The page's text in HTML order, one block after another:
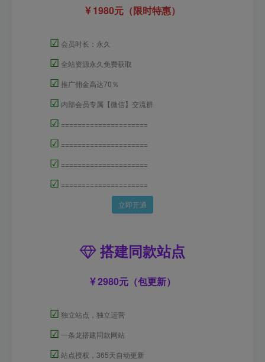
1980元（限时特惠）
☑ 会员时长：永久
☑ 全站资源永久免费获取
☑ 推广佣金高达70％
☑ 内部会员专属【微信】交流群
☑ =====================
☑ =====================
☑ =====================
☑ =====================
立即开通
搭建同款站点
2980元（包更新）
☑ 独立站点，独立运营
☑ 一条龙搭建同款网站
☑ 站点授权，365天自动更新